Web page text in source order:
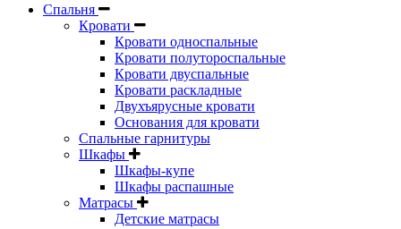
Спальня
Кровати
Кровати односпальные
Кровати полутороспальные
Кровати двуспальные
Кровати раскладные
Двухъярусные кровати
Основания для кровати
Спальные гарнитуры
Шкафы
Шкафы-купе
Шкафы распашные
Матрасы
Детские матрасы